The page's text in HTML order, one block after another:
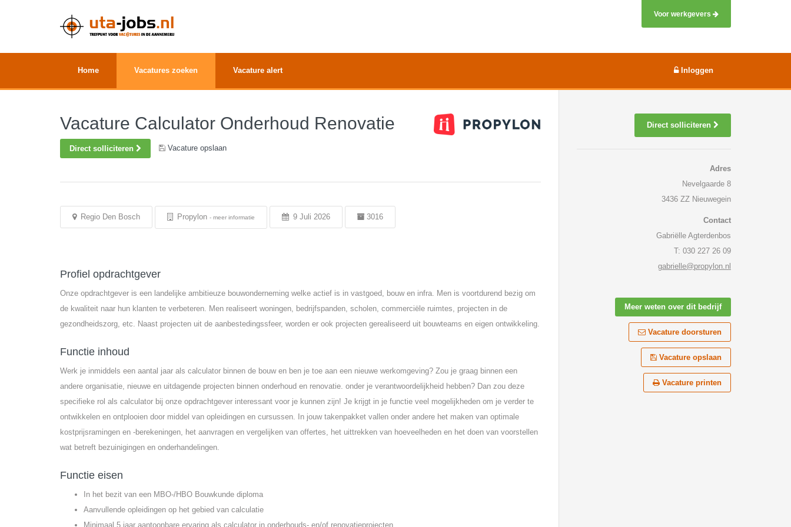
Voor werkgevers
Home Vacatures zoeken Vacature alert Inloggen
Vacature Calculator Onderhoud Renovatie
Direct solliciteren Vacature opslaan
Regio Den Bosch Propylon - meer informatie 9 Juli 2026 3016
Profiel opdrachtgever
Onze opdrachtgever is een landelijke ambitieuze bouwonderneming welke actief is in vastgoed, bouw en infra. Men is voortdurend bezig om
de kwaliteit naar hun klanten te verbeteren. Men realiseert woningen, bedrijfspanden, scholen, commerciële ruimtes, projecten in de
gezondheidszorg, etc. Naast projecten uit de aanbestedingssfeer, worden er ook projecten gerealiseerd uit bouwteams en eigen ontwikkeling.
Functie inhoud
Werk je inmiddels een aantal jaar als calculator binnen de bouw en ben je toe aan een nieuwe werkomgeving? Zou je graag binnen een
andere organisatie, nieuwe en uitdagende projecten binnen onderhoud en renovatie. onder je verantwoordelijkheid hebben? Dan zou deze
specifieke rol als calculator bij onze opdrachtgever interessant voor je kunnen zijn! Je krijgt in je functie veel mogelijkheden om je verder te
ontwikkelen en ontplooien door middel van opleidingen en cursussen. In jouw takenpakket vallen onder andere het maken van optimale
kostprijsramingen en -berekeningen, het aanvragen en vergelijken van offertes, het uittrekken van hoeveelheden en het doen van voorstellen
wat betreft bezuinigingen en onderhandelingen.
Functie eisen
In het bezit van een MBO-/HBO Bouwkunde diploma
Aanvullende opleidingen op het gebied van calculatie
Minimaal 5 jaar aantoonbare ervaring als calculator in onderhouds- en/of renovatieprojecten
Direct solliciteren
Adres
Nevelgaarde 8
3436 ZZ Nieuwegein
Contact
Gabriëlle Agterdenbos
T: 030 227 26 09
gabrielle@propylon.nl
Meer weten over dit bedrijf
Vacature doorsturen
Vacature opslaan
Vacature printen